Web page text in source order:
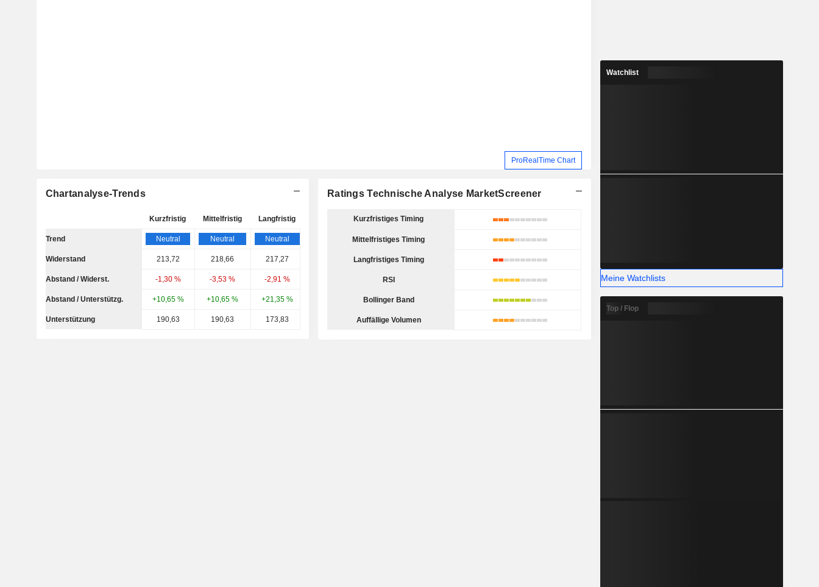
ProRealTime Chart
Chartanalyse-Trends
Kurzfristig Mittelfristig Langfristig
Trend Neutral Neutral Neutral
Widerstand 213,72 218,66 217,27
Abstand / Widerst. -1,30 % -3,53 % -2,91 %
Abstand / Unterstützg. +10,65 % +10,65 % +21,35 %
Unterstützung 190,63 190,63 173,83
Ratings Technische Analyse MarketScreener
Kurzfristiges Timing
Mittelfristiges Timing
Langfristiges Timing
RSI
Bollinger Band
Auffällige Volumen
Watchlist
Meine Watchlists
Top / Flop